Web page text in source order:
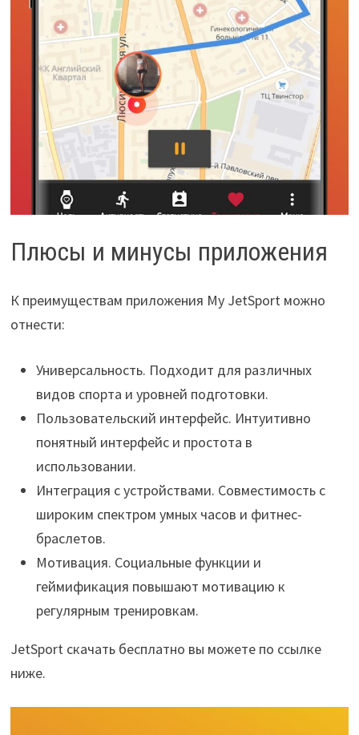
Плюсы и минусы приложения
К преимуществам приложения My JetSport можно
отнести:
Универсальность. Подходит для различных
видов спорта и уровней подготовки.
Пользовательский интерфейс. Интуитивно
понятный интерфейс и простота в
использовании.
Интеграция с устройствами. Совместимость с
широким спектром умных часов и фитнес-
браслетов.
Мотивация. Социальные функции и
геймификация повышают мотивацию к
регулярным тренировкам.
JetSport скачать бесплатно вы можете по ссылке
ниже.